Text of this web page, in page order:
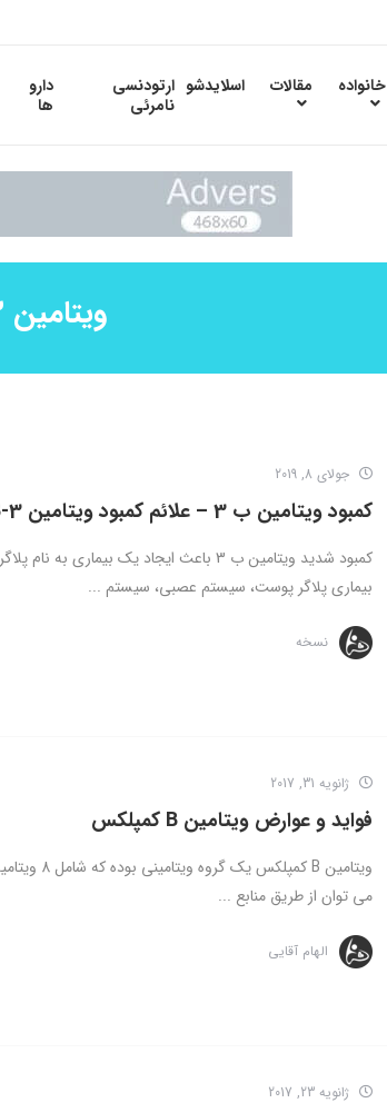
خانواده مقالات اسلایدشو ارتودنسی
نامرئی
دارو
ها
ویتامین B3
جولای 8, 2019
کمبود ویتامین ب 3 – علائم کمبود ویتامین B-3
بیماری پلاگر پوست، سیستم عصبی، سیستم ...
نسخه
ژانویه 31, 2017
فواید و عوارض ویتامین B کمپلکس
می توان از طریق منابع ...
الهام آقایی
ژانویه 23, 2017